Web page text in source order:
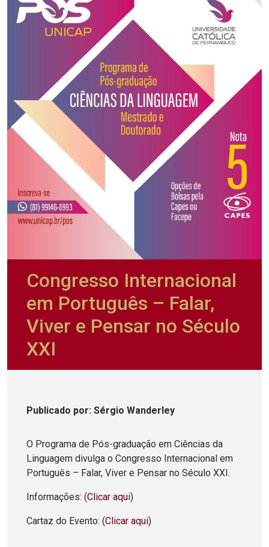
Congresso Internacional
em Português – Falar,
Viver e Pensar no Século
XXI
Publicado por: Sérgio Wanderley
O Programa de Pós-graduação em Ciências da
Linguagem divulga o Congresso Internacional em
Português – Falar, Viver e Pensar no Século XXI.
Informações: (Clicar aqui)
Cartaz do Evento: (Clicar aqui)